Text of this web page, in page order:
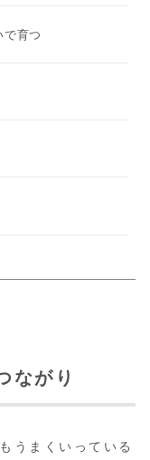
で育つ
ながり
うまくいっている